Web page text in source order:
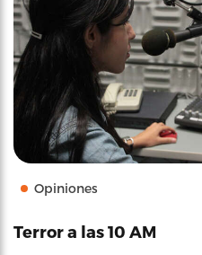
Opiniones
Terror a las 10 AM